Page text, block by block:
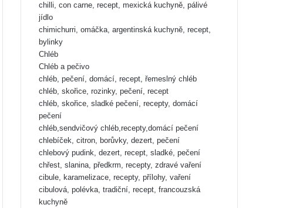
chilli, con carne, recept, mexická kuchyně, pálivé
jídlo
chimichurri, omáčka, argentinská kuchyně, recept,
bylinky
Chléb
Chléb a pečivo
chléb, pečení, domácí, recept, řemeslný chléb
chléb, skořice, rozinky, pečení, recept
chléb, skořice, sladké pečení, recepty, domácí
pečení
chléb,sendvičový chléb,recepty,domácí pečení
chlebíček, citron, borůvky, dezert, pečení
chlebový pudink, dezert, recept, sladké, pečení
chřest, slanina, předkrm, recepty, zdravé vaření
cibule, karamelizace, recepty, přílohy, vaření
cibulová, polévka, tradiční, recept, francouzská
kuchyně